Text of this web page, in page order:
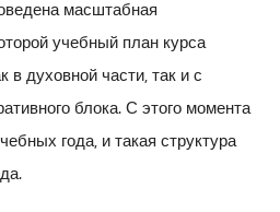
масштабная
учебный план курса
в духовной части, так и с
блока. С этого момента
года, и такая структура